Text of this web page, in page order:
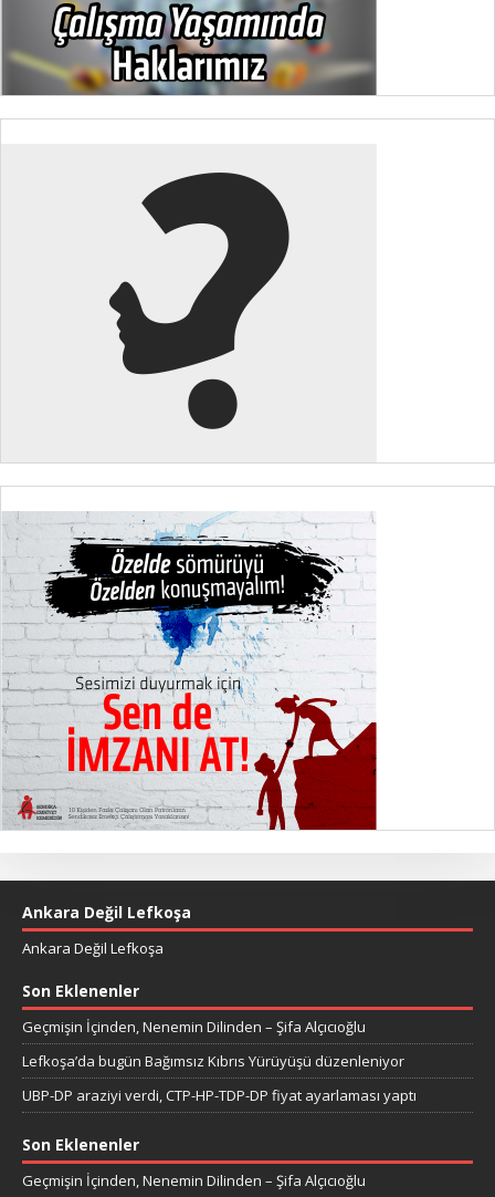
Ankara Değil Lefkoşa
Ankara Değil Lefkoşa
Son Eklenenler
Geçmişin İçinden, Nenemin Dilinden – Şifa Alçıcıoğlu
Lefkoşa’da bugün Bağımsız Kıbrıs Yürüyüşü düzenleniyor
UBP-DP araziyi verdi, CTP-HP-TDP-DP fiyat ayarlaması yaptı
Son Eklenenler
Geçmişin İçinden, Nenemin Dilinden – Şifa Alçıcıoğlu